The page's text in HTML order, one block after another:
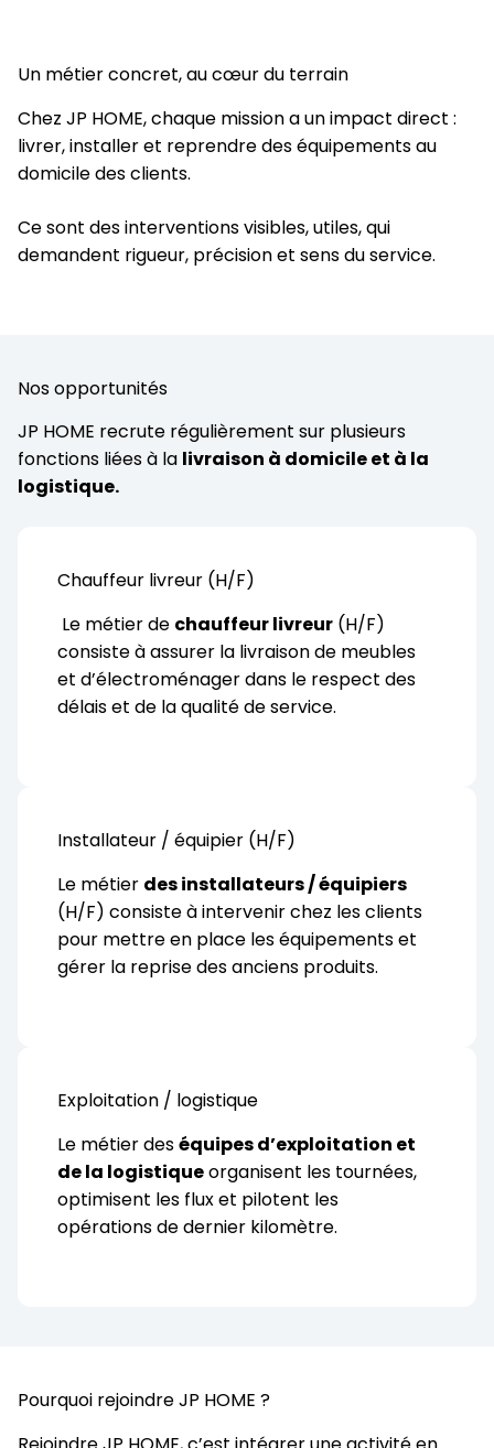
Un métier concret, au cœur du terrain
Chez JP HOME, chaque mission a un impact direct :
livrer, installer et reprendre des équipements au
domicile des clients.
Ce sont des interventions visibles, utiles, qui
demandent rigueur, précision et sens du service.
Nos opportunités
JP HOME recrute régulièrement sur plusieurs
fonctions liées à la livraison à domicile et à la
logistique.
Chauffeur livreur (H/F)
Le métier de chauffeur livreur (H/F)
consiste à assurer la livraison de meubles
et d’électroménager dans le respect des
délais et de la qualité de service.
Installateur / équipier (H/F)
Le métier des installateurs / équipiers
(H/F) consiste à intervenir chez les clients
pour mettre en place les équipements et
gérer la reprise des anciens produits.
Exploitation / logistique
Le métier deséquipes d’exploitation et
de la logistiqueorganisent les tournées,
optimisent les flux et pilotent les
opérations de dernier kilomètre.
Pourquoi rejoindre JP HOME ?